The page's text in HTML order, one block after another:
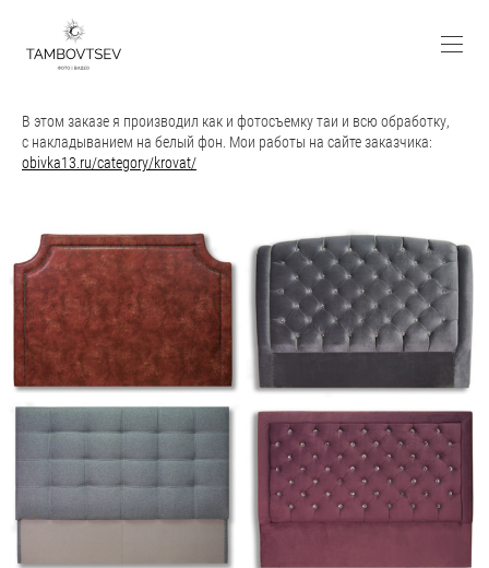
В этом заказе я производил как и фотосъемку таи и всю обработку,
с накладыванием на белый фон. Мои работы на сайте заказчика:
obivka13.ru/category/krovat/